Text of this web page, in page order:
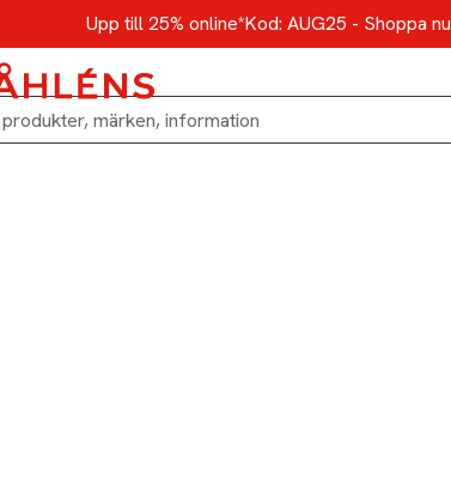
Upp till 25% online*Kod: AUG25 - Shoppa nu